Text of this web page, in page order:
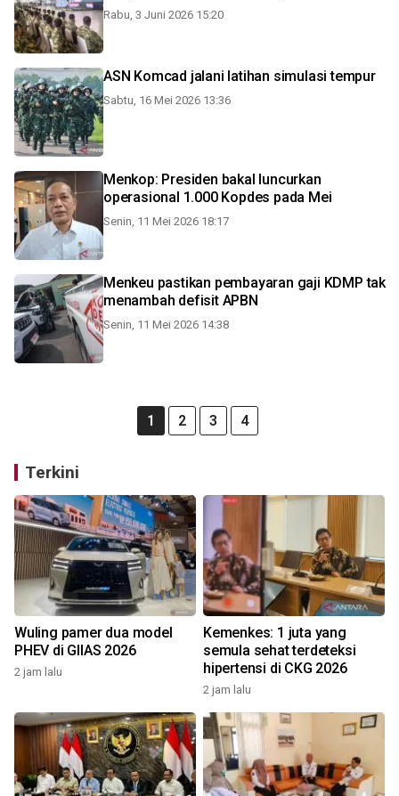
Rabu, 3 Juni 2026 15:20
ASN Komcad jalani latihan simulasi tempur
Sabtu, 16 Mei 2026 13:36
Menkop: Presiden bakal luncurkan
operasional 1.000 Kopdes pada Mei
Senin, 11 Mei 2026 18:17
Menkeu pastikan pembayaran gaji KDMP tak
menambah defisit APBN
Senin, 11 Mei 2026 14:38
1 2 3 4
Terkini
Wuling pamer dua model
PHEV di GIIAS 2026
2 jam lalu
Kemenkes: 1 juta yang
semula sehat terdeteksi
hipertensi di CKG 2026
2 jam lalu